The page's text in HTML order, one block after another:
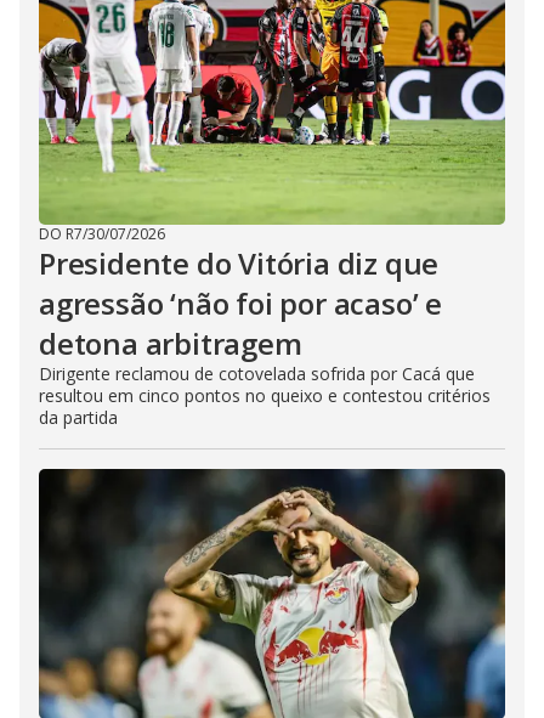
DO R7/30/07/2026
Presidente do Vitória diz que
agressão ‘não foi por acaso’ e
detona arbitragem
Dirigente reclamou de cotovelada sofrida por Cacá que
resultou em cinco pontos no queixo e contestou critérios
da partida